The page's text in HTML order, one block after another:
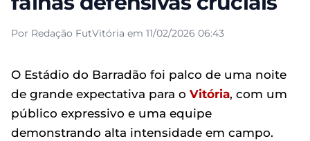
Por Redação FutVitória em 11/02/2026 06:43
O Estádio do Barradão foi palco de uma noite
de grande expectativa para o Vitória, com um
público expressivo e uma equipe
demonstrando alta intensidade em campo.